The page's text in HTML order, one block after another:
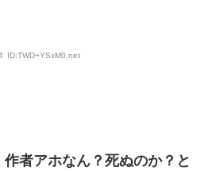
ID:TWD+YSxM0.net
者アホなん？死ぬのか？と